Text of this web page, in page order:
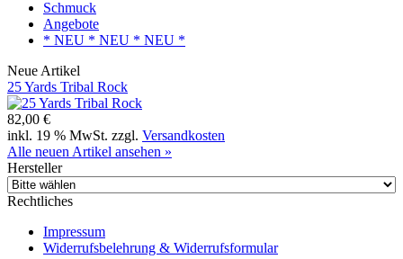
Schmuck
Angebote
* NEU * NEU * NEU *
Neue Artikel
25 Yards Tribal Rock
82,00 €
inkl. 19 % MwSt. zzgl. Versandkosten
Alle neuen Artikel ansehen »
Hersteller
Rechtliches
Impressum
Widerrufsbelehrung & Widerrufsformular